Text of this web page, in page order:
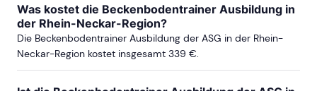
Was kostet die Beckenbodentrainer Ausbildung in
der Rhein-Neckar-Region?
Die Beckenbodentrainer Ausbildung der ASG in der Rhein-
Neckar-Region kostet insgesamt 339 €.